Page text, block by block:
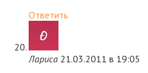
Ответить
Лариса 21.03.2011 в 19:05